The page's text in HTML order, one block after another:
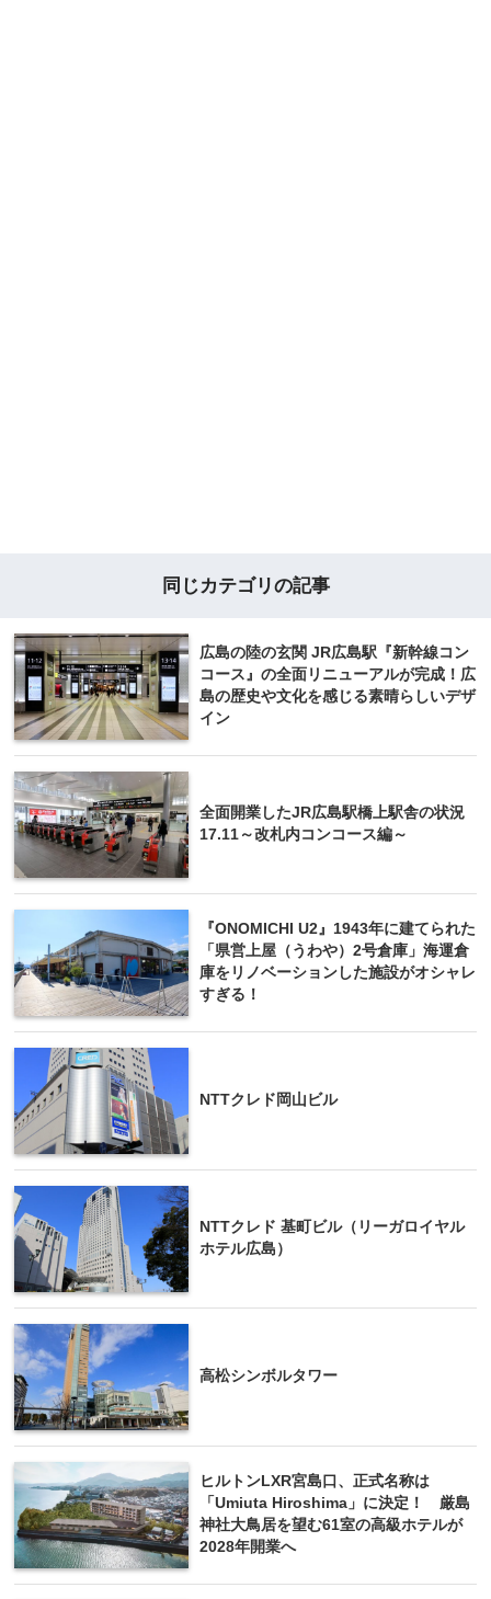
同じカテゴリの記事
広島の陸の玄関 JR広島駅『新幹線コン
コース』の全面リニューアルが完成！広
島の歴史や文化を感じる素晴らしいデザ
イン
全面開業したJR広島駅橋上駅舎の状況
17.11～改札内コンコース編～
『ONOMICHI U2』1943年に建てられた
「県営上屋（うわや）2号倉庫」海運倉
庫をリノベーションした施設がオシャレ
すぎる！
NTTクレド岡山ビル
NTTクレド 基町ビル（リーガロイヤル
ホテル広島）
高松シンボルタワー
ヒルトンLXR宮島口、正式名称は
「Umiuta Hiroshima」に決定！ 厳島
神社大鳥居を望む61室の高級ホテルが
2028年開業へ